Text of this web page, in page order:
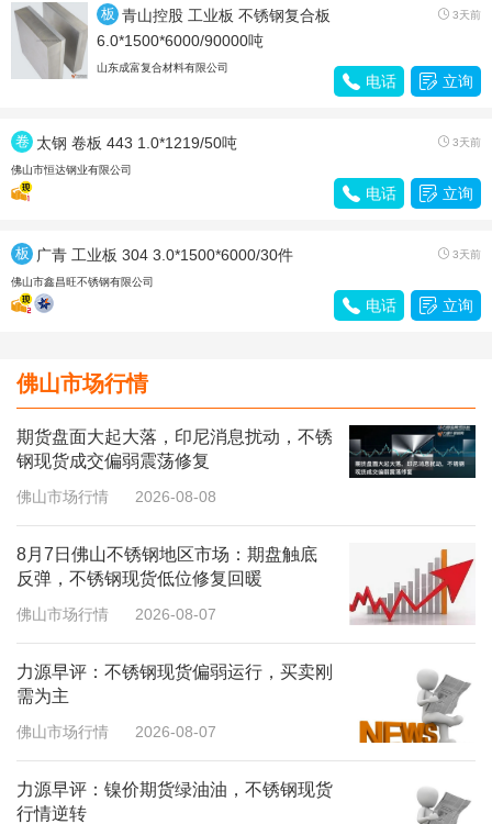
板
材
青山控股 工业板 不锈钢复合板
6.0*1500*6000/90000吨
 3天前
山东成富复合材料有限公司
 电话  立询
卷
带
太钢 卷板 443 1.0*1219/50吨  3天前
佛山市恒达钢业有限公司
 电话  立询
板
材
广青 工业板 304 3.0*1500*6000/30件  3天前
佛山市鑫昌旺不锈钢有限公司
 电话  立询
佛山市场行情
期货盘面大起大落，印尼消息扰动，不锈
钢现货成交偏弱震荡修复
佛山市场行情 2026-08-08
8月7日佛山不锈钢地区市场：期盘触底
反弹，不锈钢现货低位修复回暖
佛山市场行情 2026-08-07
力源早评：不锈钢现货偏弱运行，买卖刚
需为主
佛山市场行情 2026-08-07
力源早评：镍价期货绿油油，不锈钢现货
行情逆转